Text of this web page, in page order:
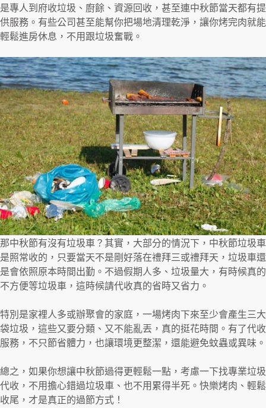
是專人到府收垃圾、廚餘、資源回收，甚至連中秋節當天都有提
供服務。有些公司甚至能幫你把場地清理乾淨，讓你烤完肉就能
輕鬆進房休息，不用跟垃圾奮戰。
那中秋節有沒有垃圾車？其實，大部分的情況下，中秋節垃圾車
是照常收的，只要當天不是剛好落在禮拜三或禮拜天，垃圾車還
是會依照原本時間出勤。不過假期人多、垃圾量大，有時候真的
不方便等垃圾車，這時候請代收真的省時又省力。
特別是家裡人多或辦聚會的家庭，一場烤肉下來至少會產生三大
袋垃圾，這些又要分類、又不能亂丟，真的挺花時間。有了代收
服務，不只節省體力，也讓環境更整潔，還能避免蚊蟲或異味。
總之，如果你想讓中秋節過得更輕鬆一點，考慮一下找專業垃圾
代收，不用擔心錯過垃圾車、也不用累得半死。快樂烤肉、輕鬆
收尾，才是真正的過節方式！